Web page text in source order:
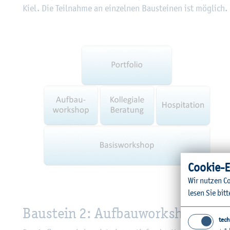
Kiel. Die Teil­nah­me an ein­zel­nen Bau­stei­nen ist mög­lich.
©
Bau­stein 2: Auf­bau­work­shop
Coo­kie-
Wir nut­zen
lesen Sie